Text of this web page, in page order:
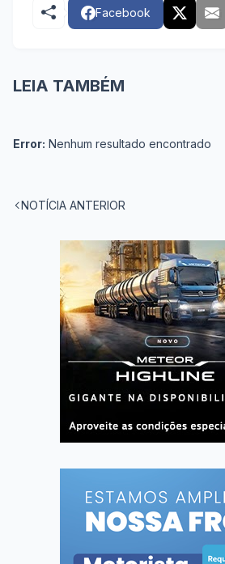
Facebook
LEIA TAMBÉM
Error: Nenhum resultado encontrado
NOTÍCIA ANTERIOR